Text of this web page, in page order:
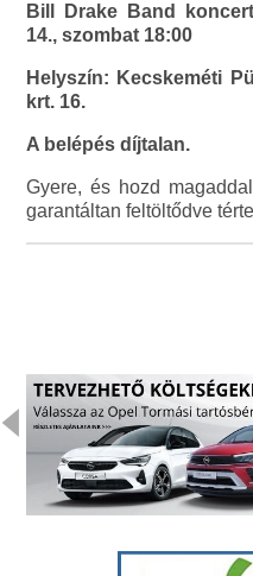
Bill Drake Band
14., szombat 18:00
Helyszín: Kecskeméti
krt. 16.
A belépés díjtalan.
Gyere, és hozd
garantáltan feltöltődve